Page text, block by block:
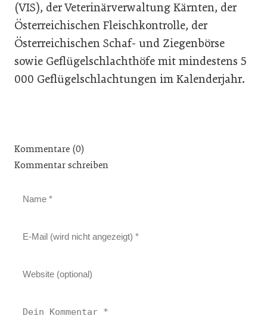
(VIS), der Veterinärverwaltung Kärnten, der
Österreichischen Fleischkontrolle, der
Österreichischen Schaf- und Ziegenbörse
sowie Geflügelschlachthöfe mit mindestens 5
000 Geflügelschlachtungen im Kalenderjahr.
Kommentare (0)
Kommentar schreiben